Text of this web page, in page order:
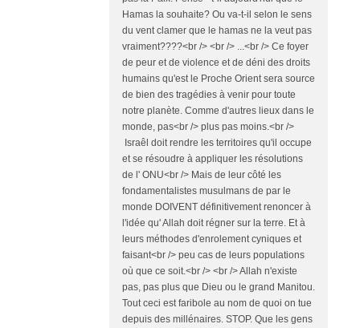
Hamas la souhaite? Ou va-t-il selon le sens
du vent clamer que le hamas ne la veut pas
vraiment????<br /> <br /> ...<br /> Ce foyer
de peur et de violence et de déni des droits
humains qu'est le Proche Orient sera source
de bien des tragédies à venir pour toute
notre planète. Comme d'autres lieux dans le
monde, pas<br /> plus pas moins.<br />
Israêl doit rendre les territoires qu'il occupe
et se résoudre à appliquer les résolutions
de l' ONU<br /> Mais de leur côté les
fondamentalistes musulmans de par le
monde DOIVENT définitivement renoncer à
l'idée qu' Allah doit régner sur la terre. Et à
leurs méthodes d'enrolement cyniques et
faisant<br /> peu cas de leurs populations
où que ce soit.<br /> <br /> Allah n'existe
pas, pas plus que Dieu ou le grand Manitou.
Tout ceci est faribole au nom de quoi on tue
depuis des millénaires. STOP. Que les gens